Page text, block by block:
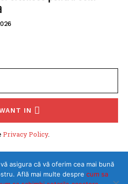
oltenesc pentru SCM
IN
Privacy Policy.
asigura că vă oferim cea mai bună
Află mai multe despre cum sa